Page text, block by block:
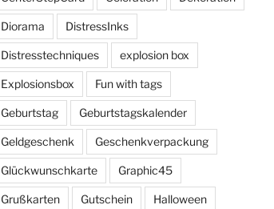
Diorama DistressInks
Distresstechniques explosion box
Explosionsbox Fun with tags
Geburtstag Geburtstagskalender
Geldgeschenk Geschenkverpackung
Glückwunschkarte Graphic45
Grußkarten Gutschein Halloween